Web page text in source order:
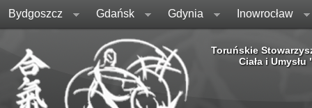
Bydgoszcz Gdańsk Gdynia Inowrocław
Toruńskie
Ciała i Umysłu